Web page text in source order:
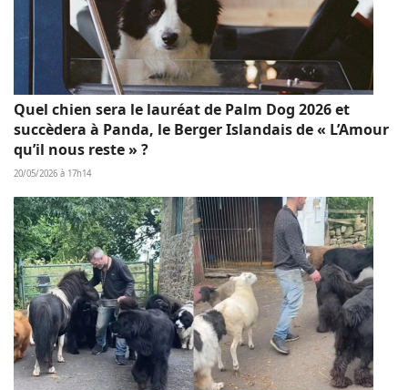
Quel chien sera le lauréat de Palm Dog 2026 et
succèdera à Panda, le Berger Islandais de « L’Amour
qu’il nous reste » ?
20/05/2026 à 17h14